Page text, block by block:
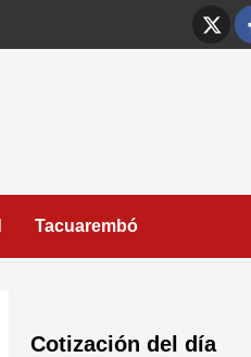
X
Tacuarembó
Cotización del día